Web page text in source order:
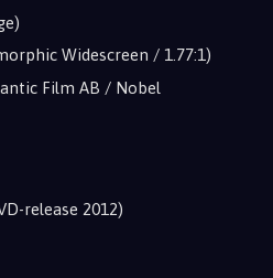
Widescreen / 1.77:1)
Film AB / Nobel
release 2012)